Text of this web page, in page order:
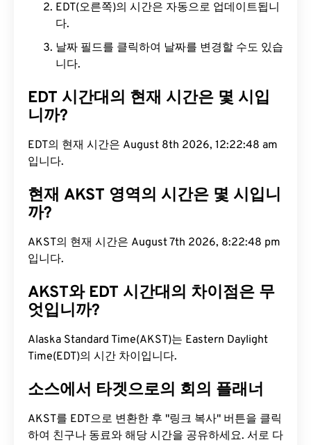
EDT(오른쪽)의 시간은 자동으로 업데이트됩니
다.
날짜 필드를 클릭하여 날짜를 변경할 수도 있습
니다.
EDT 시간대의 현재 시간은 몇 시입
니까?
EDT의 현재 시간은 August 8th 2026, 12:22:49 am
입니다.
현재 AKST 영역의 시간은 몇 시입니
까?
AKST의 현재 시간은 August 7th 2026, 8:22:49 pm
입니다.
AKST와 EDT 시간대의 차이점은 무
엇입니까?
Alaska Standard Time(AKST)는 Eastern Daylight
Time(EDT)의 시간 차이입니다.
소스에서 타겟으로의 회의 플래너
AKST를 EDT으로 변환한 후 "링크 복사" 버튼을 클릭
하여 친구나 동료와 해당 시간을 공유하세요. 서로 다